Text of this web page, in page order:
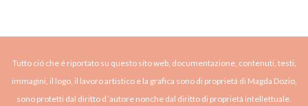
Tutto ció che é riportato su questo sito web, documentazione, contenuti, testi,
immagini, il logo, il lavoro artistico e la grafica sono di proprietá di Magda Dozio,
sono protetti dal diritto d´autore nonche dal diritto di proprietá intellettuale.